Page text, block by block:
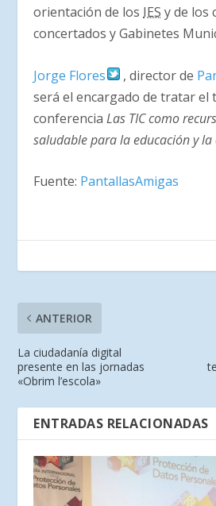
orientación de los IES y de los
concertados y Gabinetes
Jorge Flores , director de
será el encargado de tratar el
conferenciaLas TIC como
saludable para la educación y
Fuente: PantallasAmigas
ANTERIOR
La ciudadanía digital
presente en las jornadas
«Obrim l’escola»
ENTRADAS RELACIONADAS